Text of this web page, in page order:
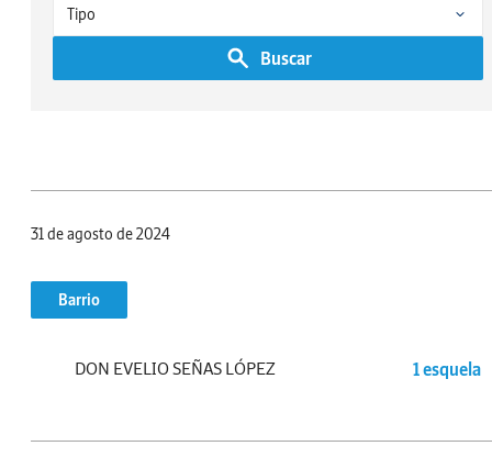
Buscar
31 de agosto de 2024
Barrio
DON EVELIO SEÑAS LÓPEZ 1 esquela